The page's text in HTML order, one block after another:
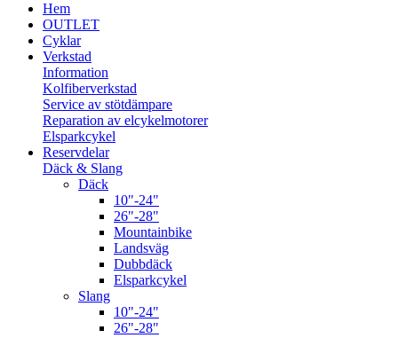
Hem
OUTLET
Cyklar
Verkstad
Information
Kolfiberverkstad
Service av stötdämpare
Reparation av elcykelmotorer
Elsparkcykel
Reservdelar
Däck & Slang
Däck
10"-24"
26"-28"
Mountainbike
Landsväg
Dubbdäck
Elsparkcykel
Slang
10"-24"
26"-28"